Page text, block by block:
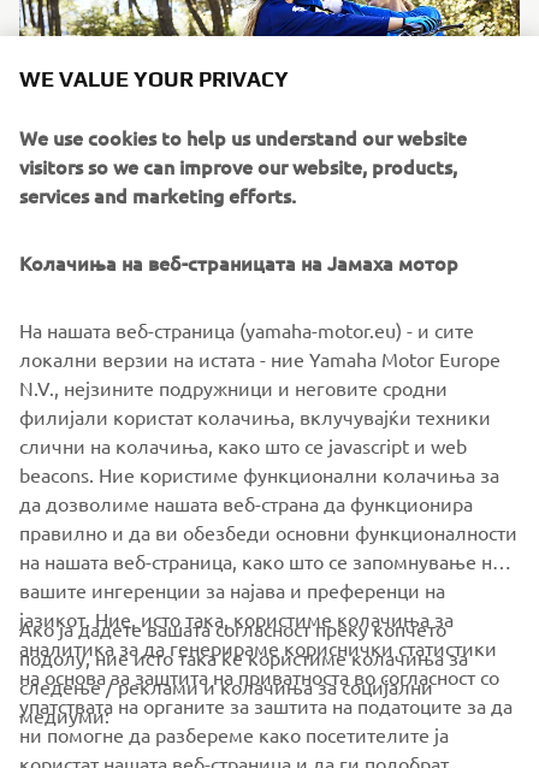
CORPORATE
WE VALUE YOUR PRIVACY
We use cookies to help us understand our website
visitors so we can improve our website, products,
services and marketing efforts.
Колачиња на веб-страницата на Јамаха мотор
На нашата веб-страница (yamaha-motor.eu) - и сите
локални верзии на истата - ние Yamaha Motor Europe
N.V., нејзините подружници и неговите сродни
филијали користат колачиња, вклучувајќи техники
слични на колачиња, како што се javascript и web
beacons. Ние користиме функционални колачиња за
да дозволиме нашата веб-страна да функционира
правилно и да ви обезбеди основни функционалности
на нашата веб-страница, како што се запомнување на
вашите ингеренции за најава и преференци на
јазикот. Ние, исто така, користиме колачиња за
аналитика за да генерираме кориснички статистики
на основа за заштита на приватноста во согласност со
упатствата на органите за заштита на податоците за да
ни помогне да разбереме како посетителите ја
користат нашата веб-страница и да ги подобрат
Ако ја дадете вашата согласност преку копчето
подолу, ние исто така ќе користиме колачиња за
следење / реклами и колачиња за социјални
медиуми: